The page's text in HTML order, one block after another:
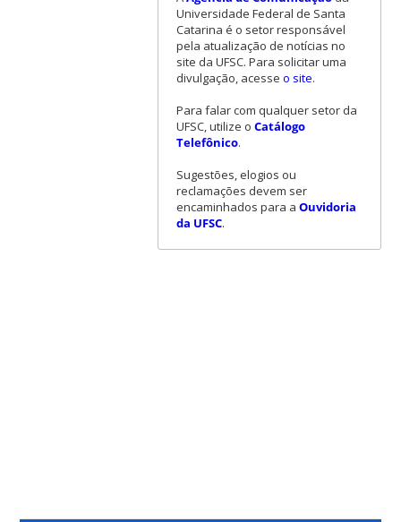
Universidade Federal de Santa
Catarina é o setor responsável
pela atualização de notícias no
site da UFSC. Para solicitar uma
divulgação, acesse o site.
Para falar com qualquer setor da
UFSC, utilize o Catálogo
Telefônico.
Sugestões, elogios ou
reclamações devem ser
encaminhados para a Ouvidoria
da UFSC.